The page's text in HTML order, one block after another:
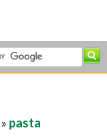
» pasta